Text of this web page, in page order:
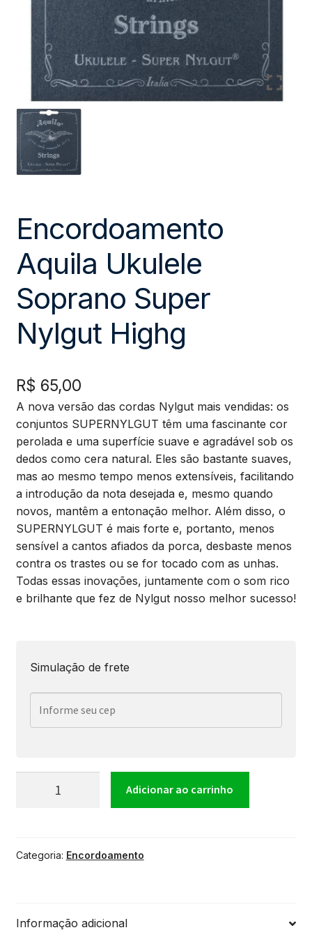
Encordoamento
Aquila Ukulele
Soprano Super
Nylgut Highg
R$ 65,00
A nova versão das cordas Nylgut mais vendidas: os
conjuntos SUPERNYLGUT têm uma fascinante cor
perolada e uma superfície suave e agradável sob os
dedos como cera natural. Eles são bastante suaves,
mas ao mesmo tempo menos extensíveis, facilitando
a introdução da nota desejada e, mesmo quando
novos, mantêm a entonação melhor. Além disso, o
SUPERNYLGUT é mais forte e, portanto, menos
sensível a cantos afiados da porca, desbaste menos
contra os trastes ou se for tocado com as unhas.
Todas essas inovações, juntamente com o som rico
e brilhante que fez de Nylgut nosso melhor sucesso!
Simulação de frete
Encordoamento
Ukulele
Adicionar ao carrinho
Categoria: Encordoamento
Informação adicional